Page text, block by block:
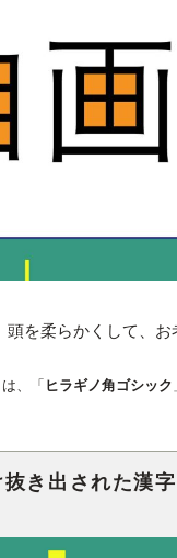
を柔らかくして、お
、「 ヒラギノ角ゴシック
き出された漢